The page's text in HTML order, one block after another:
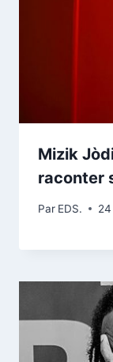
Mizik
raconter
Par EDS.